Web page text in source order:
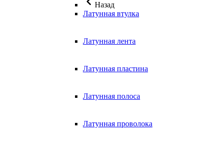
Назад
Латунная втулка
Латунная лента
Латунная пластина
Латунная полоса
Латунная проволока